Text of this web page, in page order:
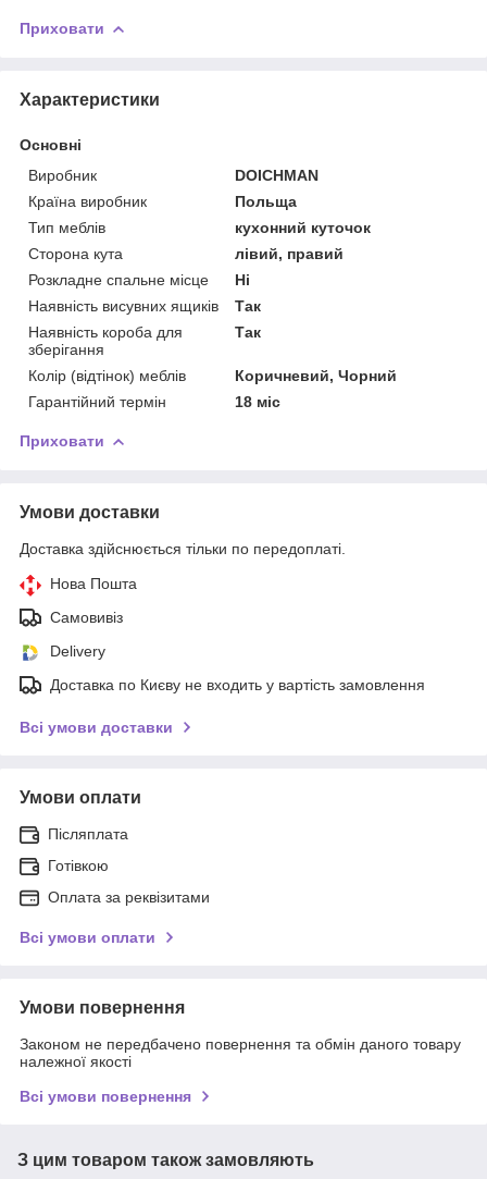
Приховати
Характеристики
Основні
Виробник
DOICHMAN
Країна виробник
Польща
Тип меблів
кухонний куточок
Сторона кута
лівий, правий
Розкладне спальне місце
Ні
Наявність висувних ящиків
Так
Наявність короба для
зберігання
Так
Колір (відтінок) меблів
Коричневий, Чорний
Гарантійний термін
18 міс
Приховати
Умови доставки
Доставка здійснюється тільки по передоплаті.
Нова Пошта
Самовивіз
Delivery
Доставка по Києву не входить у вартість замовлення
Всі умови доставки
Умови оплати
Післяплата
Готівкою
Оплата за реквізитами
Всі умови оплати
Умови повернення
Законом не передбачено повернення та обмін даного товару
належної якості
Всі умови повернення
З цим товаром також замовляють